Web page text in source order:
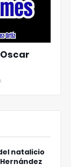
natalicio